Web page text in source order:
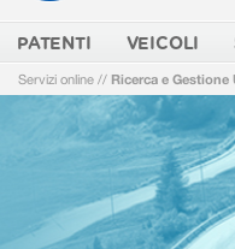
PATENTI VEICOLI
Servizi online // Ricerca e Gestione